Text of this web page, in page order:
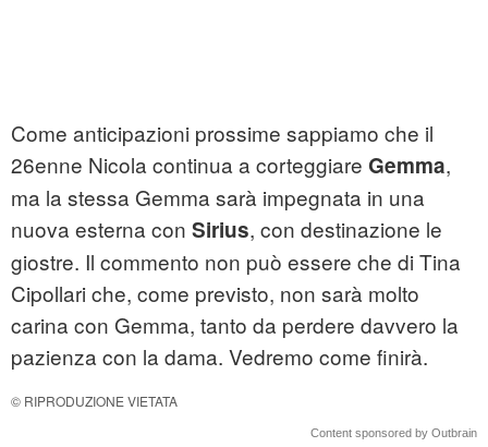
Come anticipazioni prossime sappiamo che il
26enne Nicola continua a corteggiare Gemma,
ma la stessa Gemma sarà impegnata in una
nuova esterna con Sirius, con destinazione le
giostre. Il commento non può essere che di Tina
Cipollari che, come previsto, non sarà molto
carina con Gemma, tanto da perdere davvero la
pazienza con la dama. Vedremo come finirà.
© RIPRODUZIONE VIETATA
Content sponsored by Outbrain